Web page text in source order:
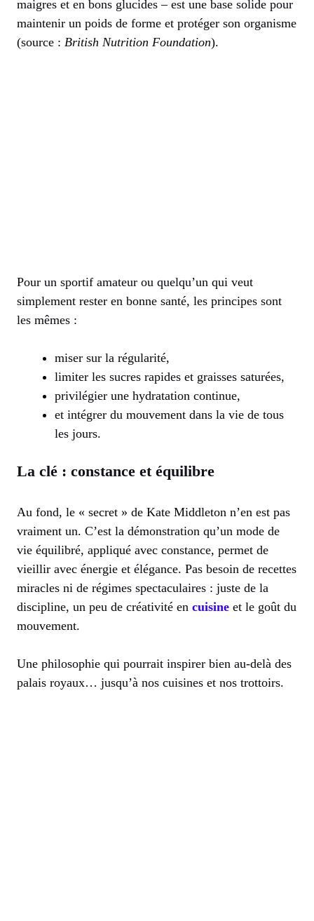
maigres et en bons glucides – est une base solide pour
maintenir un poids de forme et protéger son organisme
(source : British Nutrition Foundation).
Pour un sportif amateur ou quelqu’un qui veut
simplement rester en bonne santé, les principes sont
les mêmes :
miser sur la régularité,
limiter les sucres rapides et graisses saturées,
privilégier une hydratation continue,
et intégrer du mouvement dans la vie de tous
les jours.
La clé : constance et équilibre
Au fond, le « secret » de Kate Middleton n’en est pas
vraiment un. C’est la démonstration qu’un mode de
vie équilibré, appliqué avec constance, permet de
vieillir avec énergie et élégance. Pas besoin de recettes
miracles ni de régimes spectaculaires : juste de la
discipline, un peu de créativité en cuisine et le goût du
mouvement.
Une philosophie qui pourrait inspirer bien au-delà des
palais royaux… jusqu’à nos cuisines et nos trottoirs.